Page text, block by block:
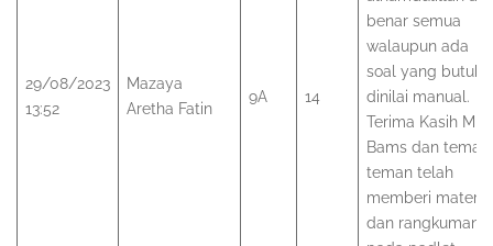
29/08/2023
13:52
Mazaya
Aretha Fatin
9A 14
benar semua
walaupun ada
soal yang butuh
dinilai manual.
Terima Kasih Mr.
Bams dan teman
teman telah
memberi materi
dan rangkuman